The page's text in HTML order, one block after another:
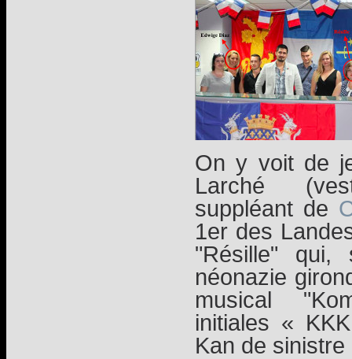
On y voit de
Larché
suppléant de
1er des
"Résille" qui,
néonazie
musical
initiales «
Kan de